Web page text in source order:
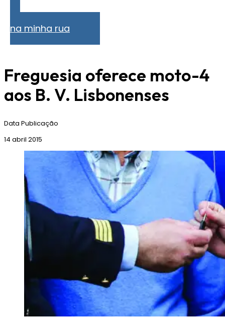
na minha rua
Freguesia oferece moto-4
aos B. V. Lisbonenses
Data Publicação
14 abril 2015